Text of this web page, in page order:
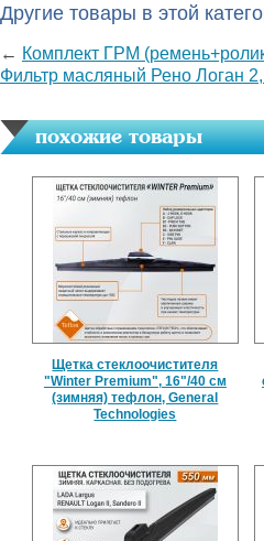
Другие товары в этой
← Комплект ГРМ
Фильтр масляный Рено Логан
похожие товары
Щетка стеклоочистителя
"Winter Premium", 16"/40 см
(зимняя) тефлон, General
Technologies